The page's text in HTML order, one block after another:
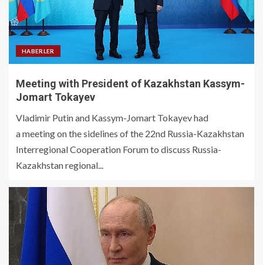
HABERLER
Meeting with President of Kazakhstan Kassym-
Jomart Tokayev
Vladimir Putin and Kassym-Jomart Tokayev had
a meeting on the sidelines of the 22nd Russia-Kazakhstan
Interregional Cooperation Forum to discuss Russia-
Kazakhstan regional...